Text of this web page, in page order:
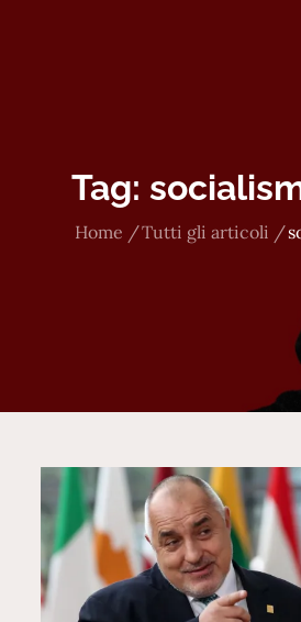
Tag:
Home Tutti gli articoli